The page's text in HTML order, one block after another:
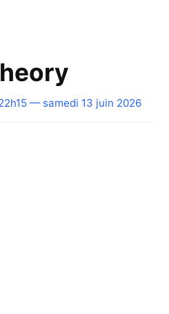
— samedi 13 juin 2026